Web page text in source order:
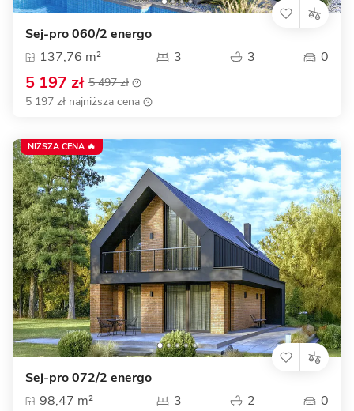
Sej-pro 060/2 energo
137,76 m²
3 3 0
5 197 zł 5 497 zł
5 197 zł najniższa cena
Sej-pro 072/2 energo
98,47 m²
3 2 0
NIŻSZA CENA 🔥